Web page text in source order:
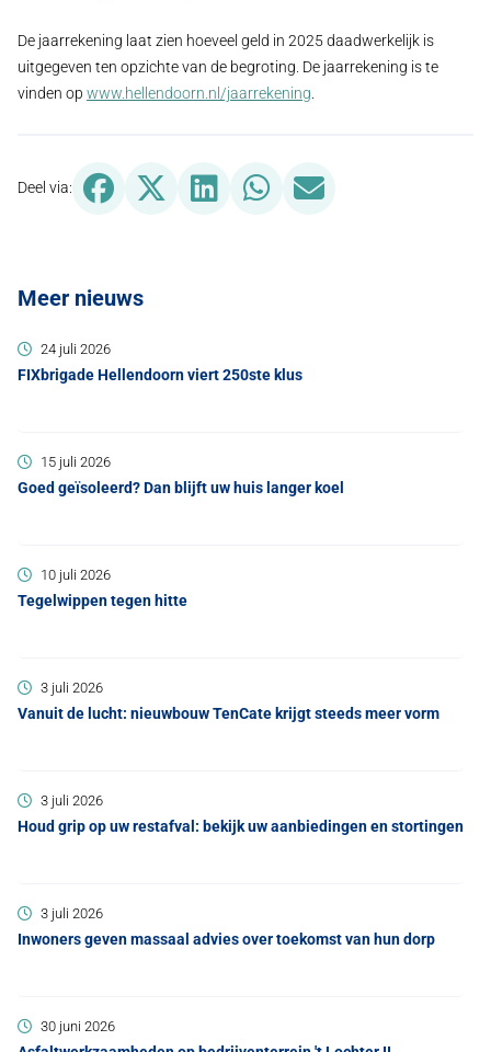
De jaarrekening laat zien hoeveel geld in 2025 daadwerkelijk is
uitgegeven ten opzichte van de begroting. De jaarrekening is te
vinden op www.hellendoorn.nl/jaarrekening.
Deel via:
Deel via Facebook, opent in nieuw tabblad
Deel via X (Twitter), opent in nieuw tabblad
Deel via LinkedIn, opent in nieuw
Deel via WhatsApp, opent in
Meer nieuws
FIXbrigade Hellendoorn viert 250ste klus
24 juli 2026
Goed geïsoleerd? Dan blijft uw huis langer koel
15 juli 2026
Tegelwippen tegen hitte
10 juli 2026
Vanuit de lucht: nieuwbouw TenCate krijgt steeds meer vorm
3 juli 2026
Houd grip op uw restafval: bekijk uw aanbiedingen en stortingen
3 juli 2026
Inwoners geven massaal advies over toekomst van hun dorp
3 juli 2026
30 juni 2026